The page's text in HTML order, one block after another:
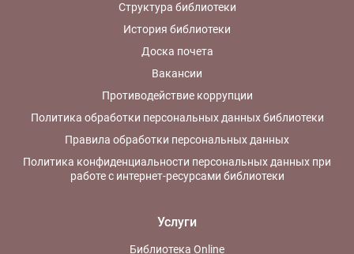
Структура библиотеки
История библиотеки
Доска почета
Вакансии
Противодействие коррупции
Политика обработки персональных данных библиотеки
Правила обработки персональных данных
Политика конфиденциальности персональных данных при
работе с интернет-ресурсами библиотеки
Услуги
Библиотека Online